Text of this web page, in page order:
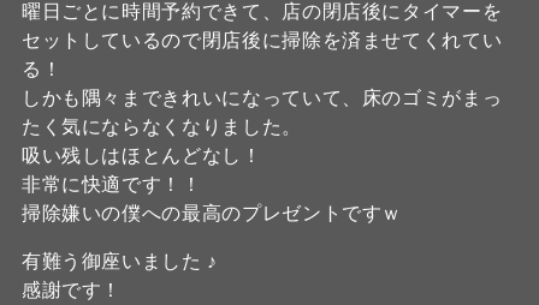
曜日ごとに時間予約できて、店の閉店後にタイマーを
セットしているので閉店後に掃除を済ませてくれてい
る！
しかも隅々まできれいになっていて、床のゴミがまっ
たく気にならなくなりました。
吸い残しはほとんどなし！
非常に快適です！！
掃除嫌いの僕への最高のプレゼントですｗ
有難う御座いました ♪
感謝です！